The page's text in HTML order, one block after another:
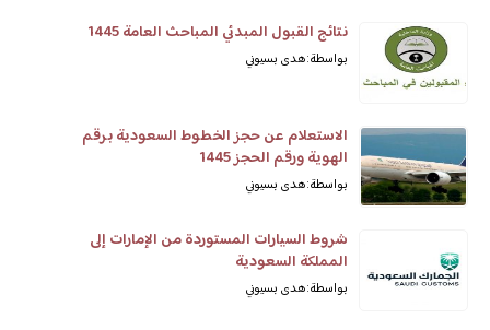
نتائج القبول المبدئي المباحث العامة 1445
بواسطة: هدى بسيوني
الاستعلام عن حجز الخطوط السعودية برقم
الهوية ورقم الحجز 1445
بواسطة: هدى بسيوني
شروط السيارات المستوردة من الإمارات إلى
المملكة السعودية
بواسطة: هدى بسيوني